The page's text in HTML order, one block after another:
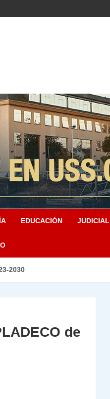
EDUCACIÓN JUDICIAL
2030
de